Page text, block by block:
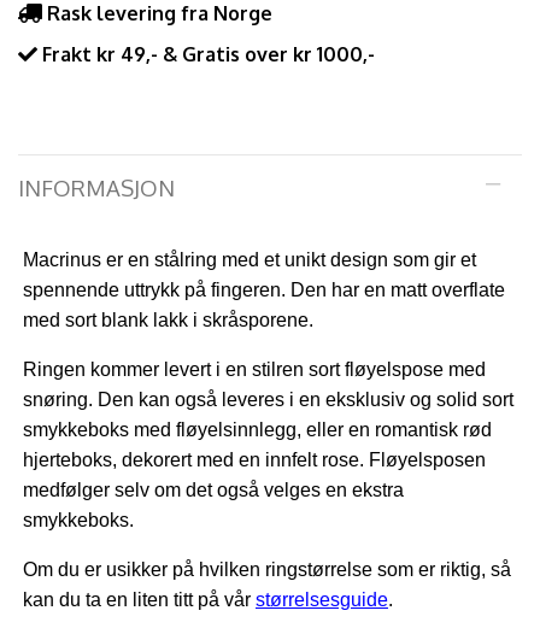
Rask levering fra Norge
Frakt kr 49,- & Gratis over kr 1000,-
INFORMASJON
Macrinus er en stålring med et unikt design som gir et
spennende uttrykk på fingeren. Den har en matt overflate
med sort blank lakk i skråsporene.
Ringen kommer levert i en stilren sort fløyelspose med
snøring. Den kan også leveres i en eksklusiv og solid sort
smykkeboks med fløyelsinnlegg, eller en romantisk rød
hjerteboks, dekorert med en innfelt rose. Fløyelsposen
medfølger selv om det også velges en ekstra
smykkeboks.
Om du er usikker på hvilken ringstørrelse som er riktig, så
kan du ta en liten titt på vår størrelsesguide.